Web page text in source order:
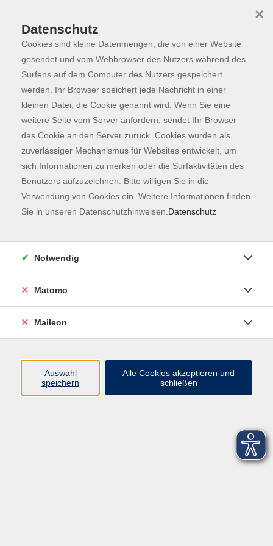
Skip to main content
Programm
Der Kurs konnte nicht gefunden werden.
Kontaktformular
Impressum
AGB
Datenschutzerklärung
Datenschutz
Cookies sind kleine Datenmengen, die von einer Website
gesendet und vom Webbrowser des Nutzers während des
Surfens auf dem Computer des Nutzers gespeichert
werden. Ihr Browser speichert jede Nachricht in einer
kleinen Datei, die Cookie genannt wird. Wenn Sie eine
weitere Seite vom Server anfordern, sendet Ihr Browser
das Cookie an den Server zurück. Cookies wurden als
zuverlässiger Mechanismus für Websites entwickelt, um
sich Informationen zu merken oder die Surfaktivitäten des
Benutzers aufzuzeichnen. Bitte willigen Sie in die
Verwendung von Cookies ein. Weitere Informationen finden
Sie in unseren Datenschutzhinweisen. Datenschutz
×
Notwendig
Matomo
Maileon
Auswahl
speichern
Alle Cookies akzeptieren und
schließen